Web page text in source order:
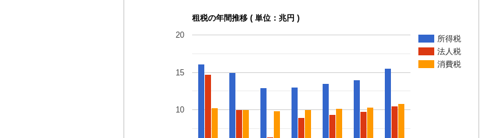
租税の年間推移 ( 単位：兆円 )
所得税
法人税
消費税
10
15
20